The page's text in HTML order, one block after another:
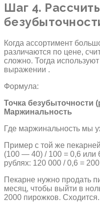
Шаг 4.
Когда ассортимент
различаются по цене,
сложно. Тогда
выражении .
Формула:
Точка безубыточности
Маржинальность
Где маржинальность мы
Пример с той же
(100 — 40) / 100 = 0,6 или
рублях: 120 000 / 0,6 =
Пекарне нужно продать
месяц, чтобы выйти в
2000 пирожков. Сходится.